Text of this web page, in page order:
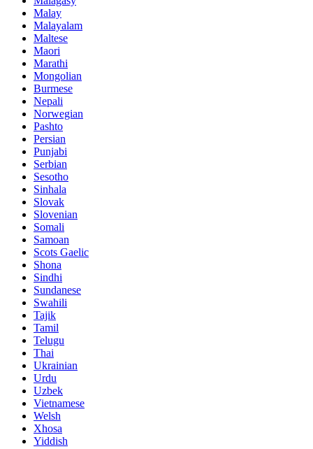
Malay
Malayalam
Maltese
Maori
Marathi
Mongolian
Burmese
Nepali
Norwegian
Pashto
Persian
Punjabi
Serbian
Sesotho
Sinhala
Slovak
Slovenian
Somali
Samoan
Scots Gaelic
Shona
Sindhi
Sundanese
Swahili
Tajik
Tamil
Telugu
Thai
Ukrainian
Urdu
Uzbek
Vietnamese
Welsh
Xhosa
Yiddish